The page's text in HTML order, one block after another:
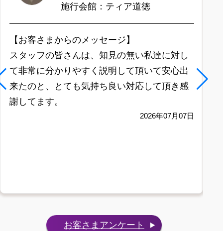
施行会館： ティア道徳
【お客さまからのメッセージ】
スタッフの皆さんは、知見の無い私達に対し
て非常に分かりやすく説明して頂いて安心出
来たのと、とても気持ち良い対応して頂き感
謝してます。
2026年07月07日
お客さまアンケート